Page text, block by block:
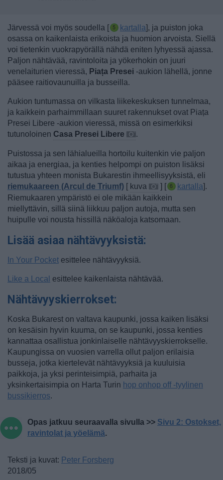
Järvessä voi myös soudella [ kartalla], ja puiston joka
osassa on kaikenlaista erikoista ja huomion arvoista. Siellä
voi tietenkin vuokrapyörällä nähdä eniten lyhyessä ajassa.
Paljon nähtävää, ravintoloita ja yökerhokin on juuri
venelaiturien vieressä, Piața Presei -aukion lähellä, jonne
pääsee raitiovaunuilla ja busseilla.
Aukion tuntumassa on vilkasta liikekeskuksen tunnelmaa,
ja kaikkein parhaimmillaan suuret rakennukset ovat Piața
Presei Libere -aukion vieressä, missä on esimerkiksi
tutunoloinen Casa Presei Libere .
Puistossa ja sen lähialueilla hortoilu kuitenkin vie paljon
aikaa ja energiaa, ja kenties helpompi on puiston lisäksi
tutustua yhteen monista Bukarestin ihmeellisyyksistä, eli
riemukaareen (Arcul de Triumf) [ kuva ] [ kartalla].
Riemukaaren ympäristö ei ole mikään kaikkein
miellyttävin, sillä siinä liikkuu paljon autoja, mutta sen
huipulle voi nousta hissillä näköaloja katsomaan.
Lisää asiaa nähtävyyksistä:
In Your Pocket esittelee nähtävyyksiä.
Like a Local esittelee kaikenlaista nähtävää.
Nähtävyyskierrokset:
Koska Bukarest on valtava kaupunki, jossa kaiken lisäksi
on kesäisin hyvin kuuma, on se kaupunki, jossa kenties
kannattaa osallistua jonkinlaiselle nähtävyyskierrokselle.
Kaupungissa on vuosien varrella ollut paljon erilaisia
busseja, jotka kiertelevät nähtävyyksiä ja kuuluisia
paikkoja, ja yksi perinteisimpiä, parhaita ja
yksinkertaisimpia on Harta Turin hop onhop off -tyylinen
bussikierros.
Opas jatkuu seuraavalla sivulla >> Sivu 2: Ostokset,
ravintolat ja yöelämä.
Teksti ja kuvat: Peter Forsberg
2018/05